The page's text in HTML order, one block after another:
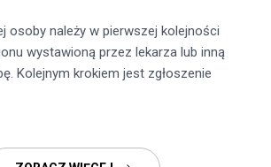
osoby należy w pierwszej kolejności
wystawioną przez lekarza lub inną
Kolejnym krokiem jest zgłoszenie